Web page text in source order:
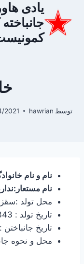
محتوا
یادی
توسط hawrian
2021
نام و نام
نام
محل تولد :سقز
تاریخ تولد : 1343
تاریخ جانباختن :1362.05.22
محل و نحوه